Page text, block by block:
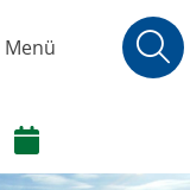
Menü